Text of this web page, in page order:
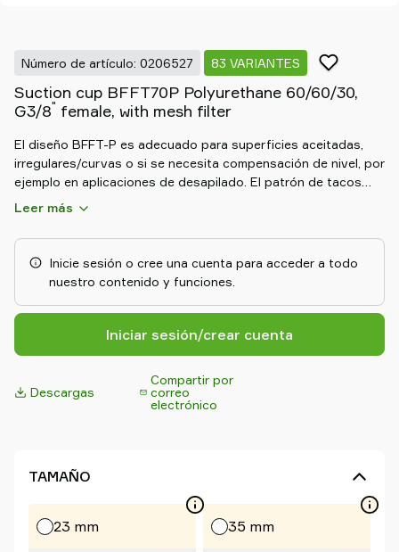
Número de artículo: 0206527 83 VARIANTES
Suction cup BFFT70P Polyurethane 60/60/30,
G3/8" female, with mesh filter
El diseño BFFT-P es adecuado para superficies aceitadas,
irregulares/curvas o si se necesita compensación de nivel, por
ejemplo en aplicaciones de desapilado. El patrón de tacos
que incorpora en la parte interna da estabilidad durante el
diseñadas especialmente para la manipulación de superficies
aceitadas como las chapas de metal en procesos de
conformado. Gracias al fuerte agarre en superficies
aceitadas, las ventosas pueden soportar elevadas fuerzas de
cizallamiento, normalmente de 3 a 5 veces más que las
ventosas convencionales equivalentes.
Leer más
Inicie sesión o cree una cuenta para acceder a todo
nuestro contenido y funciones.
Iniciar sesión/crear cuenta
Descargas
Compartir por
correo
electrónico
TAMAÑO
23 mm 35 mm